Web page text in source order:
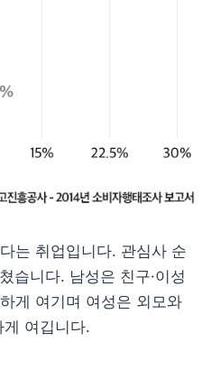
는 취업입니다. 관심사 순
습니다. 남성은 친구·이성
게 여기며 여성은 외모와
게 여깁니다.